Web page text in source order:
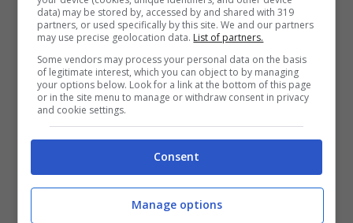
aver preso l’odore di pesce meglio fare un
lavaggio a vuoto con l’aceto.
Lavare a mano: in caso non si avesse la
lavastoviglie meglio mettere in ammollo le
stoviglie con detersivo per piatti, due
cucchiai di bicarbonato e di succo di limone.
mezzo limone all’interno delle pentole e
strofinare.
Come togliere gli odori dalle
data) may be stored by, accessed by and shared with 319
partners, or used specifically by this site. We and our partners
may use precise geolocation data. List of partners.
Some vendors may process your personal data on the basis
of legitimate interest, which you can object to by managing
your options below. Look for a link at the bottom of this page
or in the site menu to manage or withdraw consent in privacy
and cookie settings.
Consent
Manage options